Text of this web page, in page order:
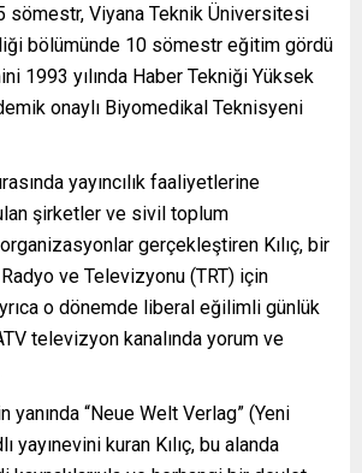
sömestr, Viyana Teknik Üniversitesi
bölümünde 10 sömestr eğitim gördü
1993 yılında Haber Tekniği Yüksek
onaylı Biyomedikal Teknisyeni
yayıncılık faaliyetlerine
şirketler ve sivil toplum
gerçekleştiren Kılıç, bir
ve Televizyonu (TRT) için
o dönemde liberal eğilimli günlük
televizyon kanalında yorum ve
“Neue Welt Verlag” (Yeni
yayınevini kuran Kılıç, bu alanda